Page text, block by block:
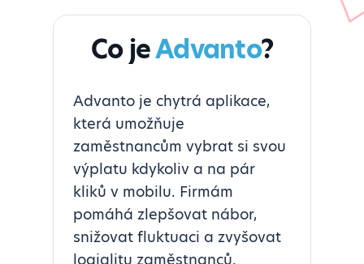
Co jeAdvanto?
Advanto je chytrá aplikace,
která umožňuje
zaměstnancům vybrat si svou
výplatu kdykoliv a na pár
kliků v mobilu. Firmám
pomáhá zlepšovat nábor,
snižovat fluktuaci a zvyšovat
loajalitu zaměstnanců.